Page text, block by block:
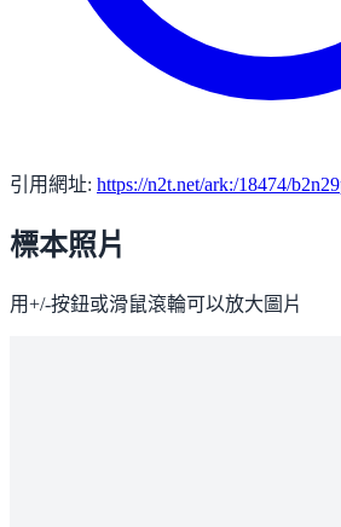
引用網址: https://n2t.net/ark:/18474/
標本照片
用+/-按鈕或滑鼠滾輪可以放大圖片